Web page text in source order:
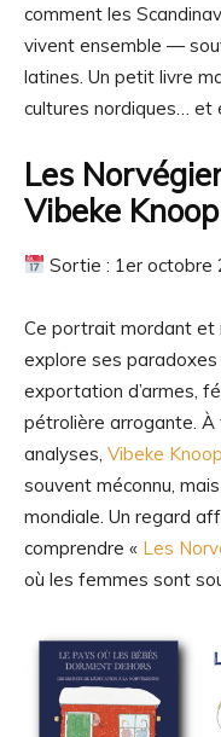
comment les
vivent ensemble —
latines. Un petit livre
cultures nordiques… et
Les
Vibeke
Sortie : 1er octobre
Ce portrait mordant et
explore ses
exportation d’armes,
pétrolière arrogante.
analyses, Vibeke
souvent méconnu,
mondiale. Un regard
comprendre « Les
où les femmes sont